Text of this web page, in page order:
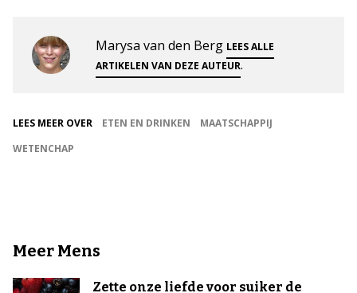
Marysa van den Berg LEES ALLE
ARTIKELEN VAN DEZE AUTEUR.
LEES MEER OVER ETEN EN DRINKEN
MAATSCHAPPIJ
WETENCHAP
Meer Mens
Zette onze liefde voor suiker de